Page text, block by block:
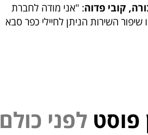
קובי פדוה: "אני מודה לחברת
השירות הניתן לחיילי כפר סבא
ל פ ני כולם